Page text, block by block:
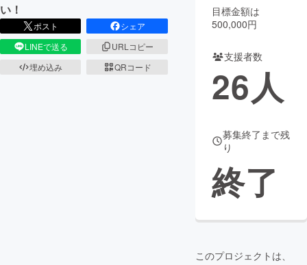
コミュニティ
い！
ポスト
シェア
LINEで送る
URLコピー
埋め込み
QRコード
目標金額は
500,000円
支援者数
26人
募集終了まで残
り
終了
このプロジェクトは、